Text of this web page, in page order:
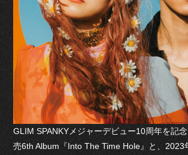
GLIM SPANKYメジャーデビュー10周年を記
売6th Album『Into The Time Hole』と、2023